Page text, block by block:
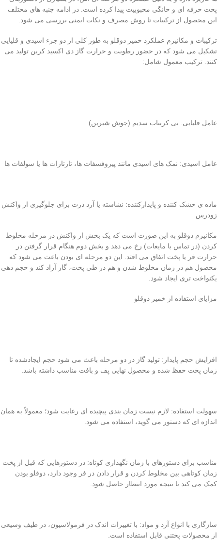
پخت حرفه ای و خانگی محبوبیت پیدا کرده است. در ادامه جنبه های مختلف
این محصول از ترکیبات تا روش مصرف و نکات ایمنی بررسی می شود.
ترکیبات و مکانیزم عملکرد خمیر دوقلو به طور کلی از دو جزء اسیدی و قلیایی
تشکیل می شود که در حضور رطوبت و حرارت گاز دی اکسید کربن تولید می
کنند. ترکیب معمول شامل:
عامل قلیایی: بی کربنات سدیم (جوش شیرین)
عامل اسیدی: نمک های اسیدی مانند پیروفسفات ها، تارتارات ها یا سولفات ها
ماده ی خشک کننده و پایدارکننده: نشاسته یا آرد ذرت برای جلوگیری از واکنش
زودرس
مکانیزم دوقلو به این صورت است که یک بخش از واکنش در مرحله مخلوط
کردن (در تماس با مایعات) رخ می دهد و بخش دوم هنگام قرار گرفتن در
حرارت فر یا پخت اتفاق می افتد. این دو مرحله ای بودن باعث می شود که
محصول هم در زمان مخلوط شدن و هم در طی پخت، گاز آزاد کند و حجم دهی
یکنواخت تری ایجاد شود.
مزایای استفاده از خمیر دوقلو
افزایش حجم پایدار: تولید گاز در دو مرحله باعث می شود حجم ایجادشده تا
زمان پخت حفظ شده و محصول نهایی پف و بافت مناسب داشته باشد.
سهولت استفاده: لازم نیست زمان بندی پیچیده ای رعایت شود؛ معمولاً به همان
اندازه ای که دستور می گوید، استفاده می شود.
مناسب برای دستورهای با زمان نگهداری کوتاه: در دستورهایی که قبل از پخت
زمان کوتاهی بین مخلوط کردن و قرار دادن در فر وجود دارد، دوقلو بودن
کمک می کند تا نتیجه مورد انتظار حاصل شود.
سازگاری با انواع آرد و مواد: با تغییرات اندک در فرمولاسیون، در طیف وسیعی
از محصولات پختنی قابل استفاده است.